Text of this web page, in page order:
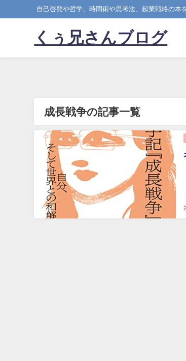
自己啓発や哲学、時間術や思考法、起業戦略の本
くぅ兄さんブログ
成長戦争の記事一覧